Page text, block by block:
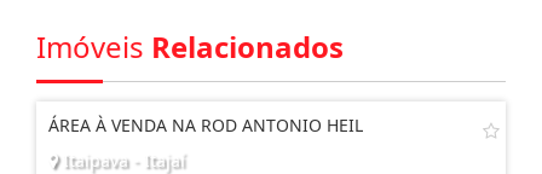
Imóveis Relacionados
ÁREA À VENDA NA ROD ANTONIO HEIL
Itaipava - Itajaí